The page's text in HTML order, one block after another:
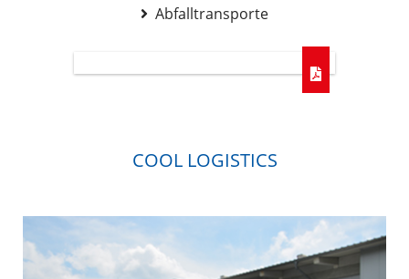
Abfalltransporte
COOL LOGISTICS